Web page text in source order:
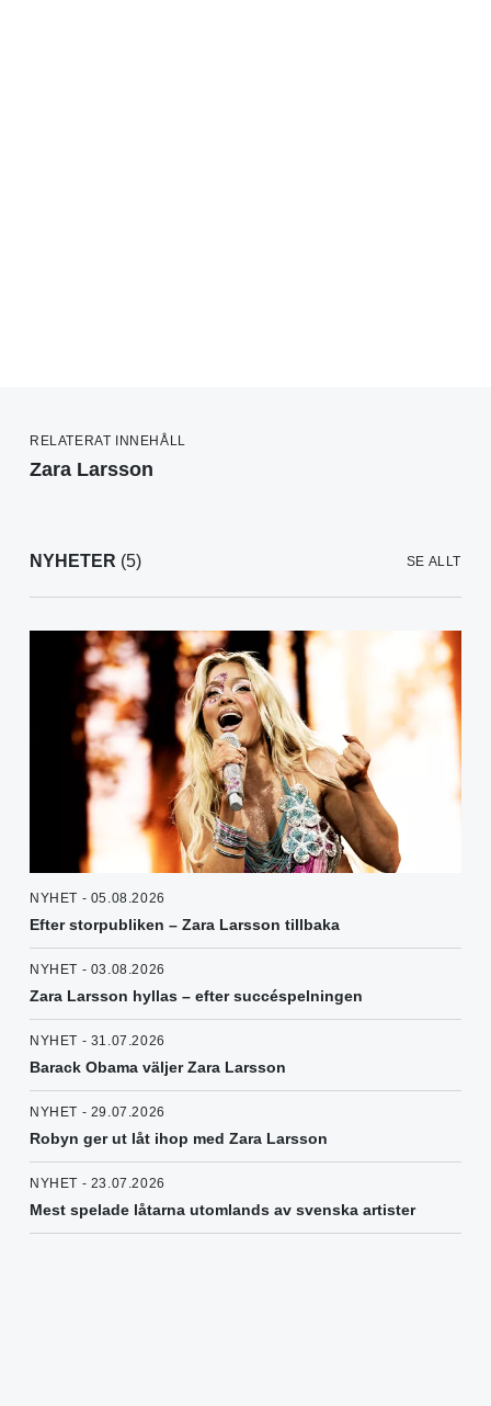
RELATERAT INNEHÅLL
Zara Larsson
NYHETER (5) SE ALLT
NYHET - 05.08.2026
Efter storpubliken – Zara Larsson tillbaka
NYHET - 03.08.2026
Zara Larsson hyllas – efter succéspelningen
NYHET - 31.07.2026
Barack Obama väljer Zara Larsson
NYHET - 29.07.2026
Robyn ger ut låt ihop med Zara Larsson
NYHET - 23.07.2026
Mest spelade låtarna utomlands av svenska artister